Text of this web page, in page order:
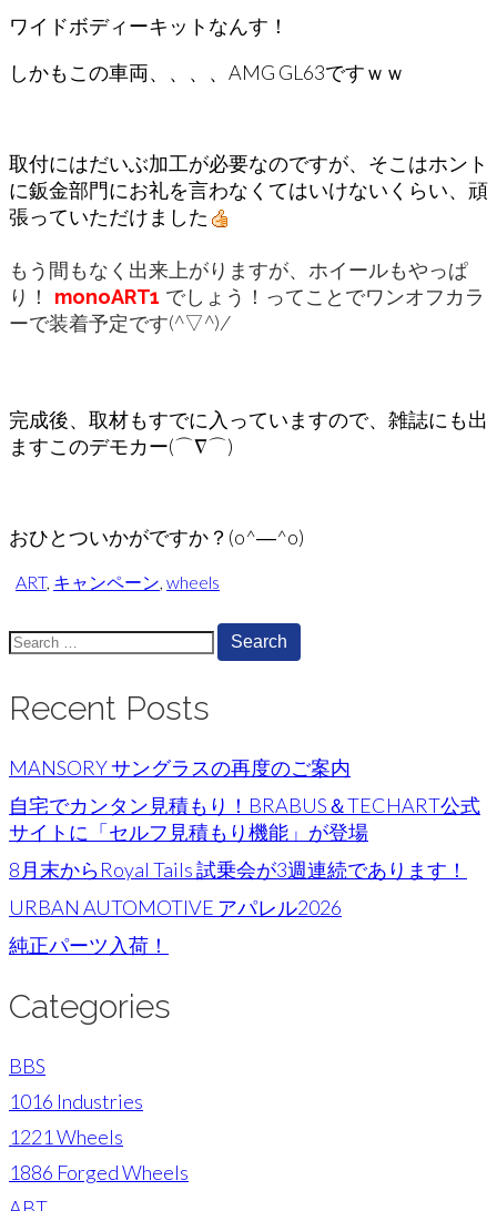
ワイドボディーキットなんす！
しかもこの車両、、、、AMG GL63ですｗｗ
取付にはだいぶ加工が必要なのですが、そこはホント
に鈑金部門にお礼を言わなくてはいけないくらい、頑
張っていただけました
もう間もなく出来上がりますが、ホイールもやっぱ
り！ monoART1 でしょう！ってことでワンオフカラ
ーで装着予定です(^▽^)/
完成後、取材もすでに入っていますので、雑誌にも出
ますこのデモカー(⌒∇⌒)
おひとついかがですか？(o^―^o)
ART, キャンペーン, wheels
Search
for:
Recent Posts
MANSORY サングラスの再度のご案内
自宅でカンタン見積もり！BRABUS＆TECHART公式
サイトに「セルフ見積もり機能」が登場
8月末からRoyal Tails 試乗会が3週連続であります！
URBAN AUTOMOTIVE アパレル2026
純正パーツ入荷！
Categories
BBS
1016 Industries
1221 Wheels
1886 Forged Wheels